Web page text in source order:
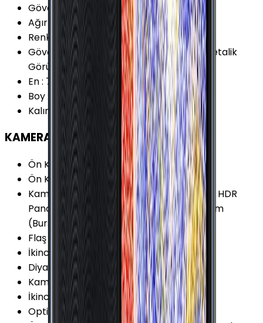
Gövde Malzemesi (Kapak):Cam
Ağırlık
178 Gram
Renk Seçenekleri
Gri Kırmızı Mavi Siyah
Gövde Malzemesi (Çerçeve):Plastik (Metalik
Görünümlü)
En: 76.9 mm
Boy:
161.4 mm
Kalınlık:7.9 mm
KAMERA
Ön Kamera Çözünürlüğü:8 MP
Ön Kamera Video Çözünürlüğü :1080p
Kamera Özellikleri : Portre Modu (Bokeh) HDR
Panorama Otomatik odaklama Seri Çekim
(Burst) Modu Zamanlayıcı
Flaş
LED
İkinci Arka Kamera Diyafram:F2.2
Diyafram Açıklığı
F1.9
Kamera Çözünürlüğü:13 MP
İkinci Arka Kamera Çözünürlüğü:5 MP
Optik Görüntü Sabitleyici (OIS): Yok